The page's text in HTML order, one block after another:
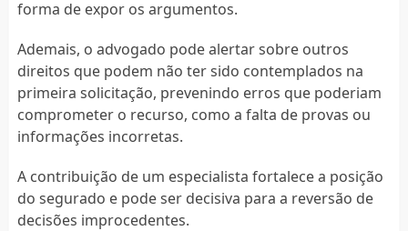
forma de expor os argumentos.
Ademais, o advogado pode alertar sobre outros
direitos que podem não ter sido contemplados na
primeira solicitação, prevenindo erros que poderiam
comprometer o recurso, como a falta de provas ou
informações incorretas.
A contribuição de um especialista fortalece a posição
do segurado e pode ser decisiva para a reversão de
decisões improcedentes.